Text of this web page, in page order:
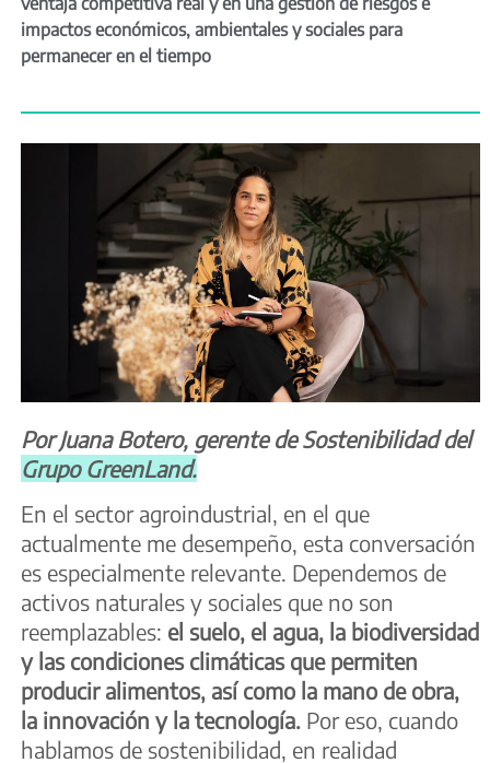
impactos económicos, ambientales y sociales para
permanecer en el tiempo
Por Juana Botero, gerente de Sostenibilidad del
Grupo GreenLand.
En el sector agroindustrial, en el que
actualmente me desempeño, esta conversación
es especialmente relevante. Dependemos de
activos naturales y sociales que no son
reemplazables: el suelo, el agua, la biodiversidad
y las condiciones climáticas que permiten
producir alimentos, así como la mano de obra,
la innovación y la tecnología. Por eso, cuando
hablamos de sostenibilidad, en realidad